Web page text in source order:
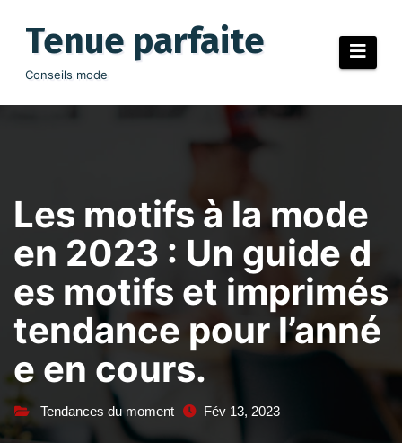
contenuTenue parfaite
Conseils mode
Les motifs à la mode
en 2023 : Un guide d
es motifs et imprimés
tendance pour l’anné
e en cours.
Tendances du moment Fév 13, 2023